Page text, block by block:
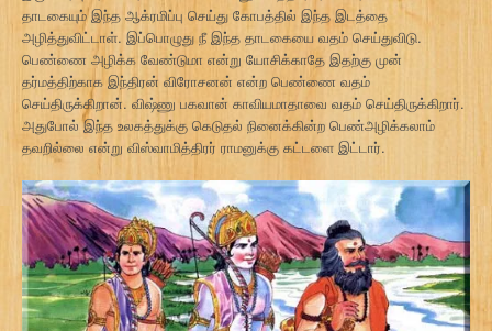
தாடகையும் இந்த ஆக்ரமிப்பு செய்து கோபத்தில் இந்த இடத்தை
அழித்துவிட்டாள். இப்பொழுது நீ இந்த தாடகையை வதம் செய்துவிடு.
பெண்ணை அழிக்க வேண்டுமா என்று யோசிக்காதே இதற்கு முன்
தர்மத்திற்காக இந்திரன் விரோசனன் என்ற பெண்ணை வதம்
செய்திருக்கிறான். விஷ்ணு பகவான் காவியமாதாவை வதம் செய்திருக்கிறார்.
அதுபோல் இந்த உலகத்துக்கு கெடுதல் நினைக்கின்ற பெண்அழிக்கலாம்
தவறில்லை என்று விஸ்வாமித்திரர் ராமனுக்கு கட்டளை இட்டார்.